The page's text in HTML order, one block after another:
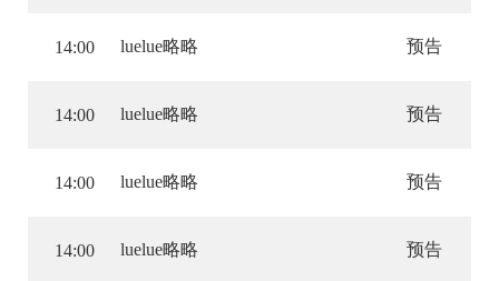
14:00 luelue略略 预告
14:00 luelue略略 预告
14:00 luelue略略 预告
14:00 luelue略略 预告